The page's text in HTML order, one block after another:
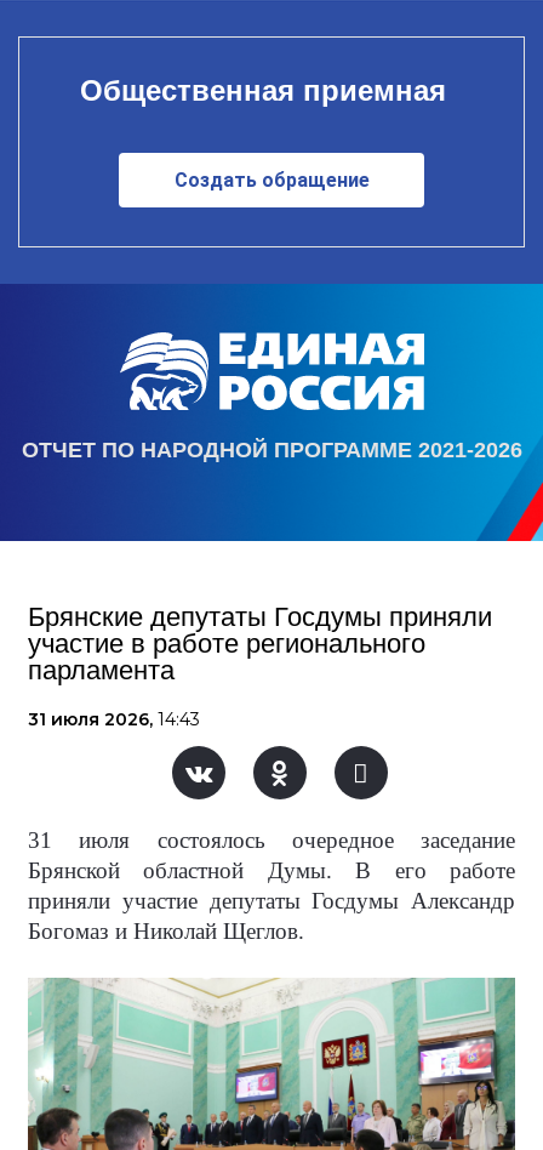
Общественная приемная
Создать обращение
ОТЧЕТ ПО НАРОДНОЙ ПРОГРАММЕ 2021-2026
Брянские депутаты Госдумы приняли
участие в работе регионального
парламента
31 июля 2026, 14:43
31 июля состоялось очередное заседание
Брянской областной Думы. В его работе
приняли участие депутаты Госдумы Александр
Богомаз и Николай Щеглов.